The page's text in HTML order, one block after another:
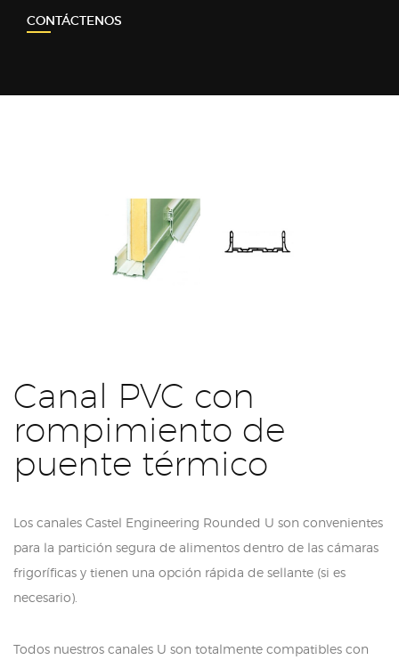
CONTÁCTENOS
Canal PVC con
rompimiento de
puente térmico
Los canales Castel Engineering Rounded U son convenientes
para la partición segura de alimentos dentro de las cámaras
frigoríficas y tienen una opción rápida de sellante (si es
necesario).
Todos nuestros canales U son totalmente compatibles con